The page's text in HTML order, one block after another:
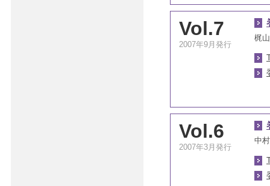
Vol.7
2007年9月発行
梶
Vol.6
2007年3月発行
中